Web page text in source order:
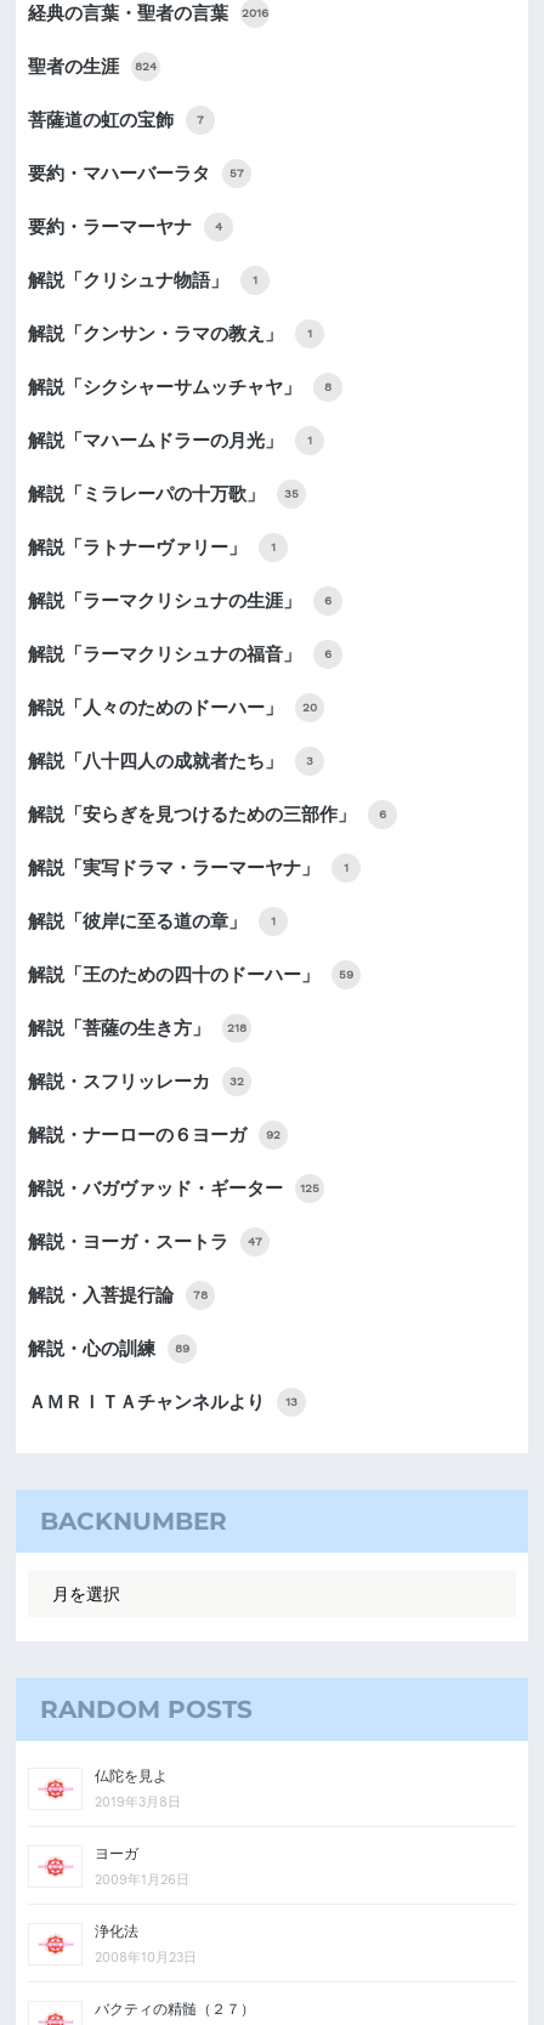
経典の言葉・聖者の言葉 2016
聖者の生涯 824
菩薩道の虹の宝飾 7
要約・マハーバーラタ 57
要約・ラーマーヤナ 4
解説「クリシュナ物語」 1
解説「クンサン・ラマの教え」 1
解説「シクシャーサムッチャヤ」 8
解説「マハームドラーの月光」 1
解説「ミラレーパの十万歌」 35
解説「ラトナーヴァリー」 1
解説「ラーマクリシュナの生涯」 6
解説「ラーマクリシュナの福音」 6
解説「人々のためのドーハー」 20
解説「八十四人の成就者たち」 3
解説「安らぎを見つけるための三部作」 6
解説「実写ドラマ・ラーマーヤナ」 1
解説「彼岸に至る道の章」 1
解説「王のための四十のドーハー」 59
解説「菩薩の生き方」 218
解説・スフリッレーカ 32
解説・ナーローの６ヨーガ 92
解説・バガヴァッド・ギーター 125
解説・ヨーガ・スートラ 47
解説・入菩提行論 78
解説・心の訓練 89
ＡＭＲＩＴＡチャンネルより 13
BACKNUMBER
RANDOM POSTS
仏陀を見よ
2019年3月8日
ヨーガ
2009年1月26日
浄化法
2008年10月23日
バクティの精髄（２７）